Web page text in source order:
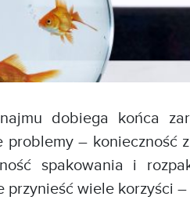
dobiega końca
– konieczność
spakowania i
wiele korzyści